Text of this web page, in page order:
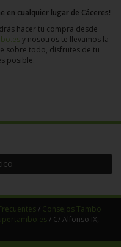
en cualquier lugar de Cáceres!
hacer tu compra desde
y nosotros te llevamos la
sobre todo, disfrutes de tu
posible.
/ Consejos Tambo
/ C/ Alfonso IX,